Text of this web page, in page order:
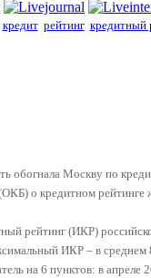
кредит рейтинг кредитный
Москву по
о кредитном рейтинге
рейтинг (ИКР)
ИКР – в
на 6 пунктов: в